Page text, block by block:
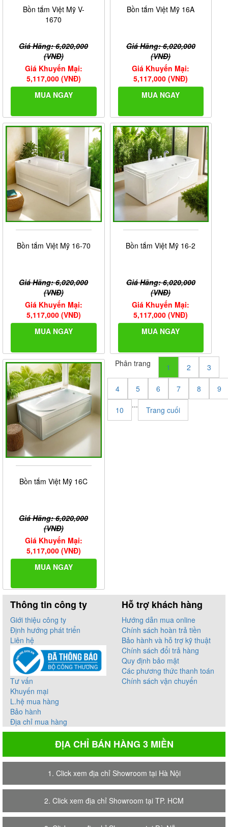
Bồn tắm Việt Mỹ V-
1670
Giá Hãng: 6,020,000
(VNĐ)
Giá Khuyến Mại:
5,117,000 (VNĐ)
MUA NGAY
Bồn tắm Việt Mỹ 16A
Giá Hãng: 6,020,000
(VNĐ)
Giá Khuyến Mại:
5,117,000 (VNĐ)
MUA NGAY
Bồn tắm Việt Mỹ 16-70
Giá Hãng: 6,020,000
(VNĐ)
Giá Khuyến Mại:
5,117,000 (VNĐ)
MUA NGAY
Bồn tắm Việt Mỹ 16-2
Giá Hãng: 6,020,000
(VNĐ)
Giá Khuyến Mại:
5,117,000 (VNĐ)
MUA NGAY
Bồn tắm Việt Mỹ 16C
Giá Hãng: 6,020,000
(VNĐ)
Giá Khuyến Mại:
5,117,000 (VNĐ)
MUA NGAY
Phân trang 1 2 3
4 5 6 7 8 9
10
...
Trang cuối
Thông tin công ty
Giới thiệu công ty
Định hướng phát triển
Liên hệ
Tư vấn
Khuyến mại
L.hệ mua hàng
Bảo hành
Địa chỉ mua hàng
Hỗ trợ khách hàng
Hướng dẫn mua online
Chính sách hoàn trả tiền
Bảo hành và hỗ trợ kỹ thuật
Chính sách đổi trả hàng
Quy định bảo mật
Các phương thức thanh toán
Chính sách vận chuyển
ĐỊA CHỈ BÁN HÀNG 3 MIỀN
1. Click xem địa chỉ Showroom tại Hà Nội
2. Click xem địa chỉ Showroom tại TP. HCM